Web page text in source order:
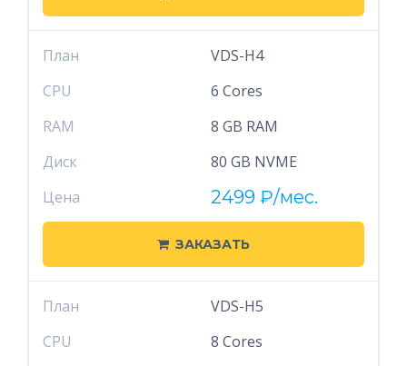
План
VDS-H4
CPU
6 Cores
RAM
8 GB RAM
Диск
80 GB NVME
Цена
2499 ₽/мес.
ЗАКАЗАТЬ
План
VDS-H5
CPU
8 Cores